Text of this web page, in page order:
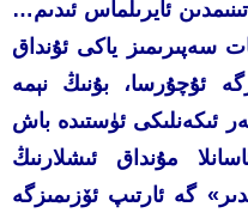
ئايرىلماس ئىدىم…
سەپىرىمىز ياكى ئۇنداق
ئۇچۇرسا، بۇنىڭ نېمە
ئىكەنلىكى ئۈستىدە باش
مۇنداق ئىشلارنىڭ
گە ئارتىپ ئۆزىمىزگە